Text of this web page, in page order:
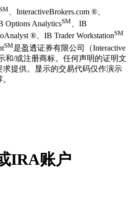
、InteractiveBrokers.com ®、
Options AnalyticsSM
、IB
®、IB Trader WorkstationSM
SM是盈透证券有限公司（Interactive
和/或注册商标。任何声明的证明文
提供。显示的交易代码仅作演示
IRA账户